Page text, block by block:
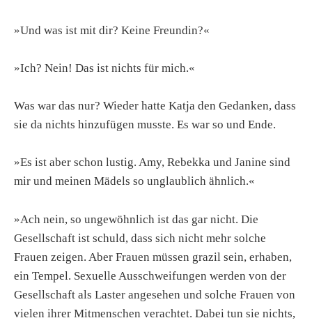
»Und was ist mit dir? Keine Freundin?«
»Ich? Nein! Das ist nichts für mich.«
Was war das nur? Wieder hatte Katja den Gedanken, dass
sie da nichts hinzufügen musste. Es war so und Ende.
»Es ist aber schon lustig. Amy, Rebekka und Janine sind
mir und meinen Mädels so unglaublich ähnlich.«
»Ach nein, so ungewöhnlich ist das gar nicht. Die
Gesellschaft ist schuld, dass sich nicht mehr solche
Frauen zeigen. Aber Frauen müssen grazil sein, erhaben,
ein Tempel. Sexuelle Ausschweifungen werden von der
Gesellschaft als Laster angesehen und solche Frauen von
vielen ihrer Mitmenschen verachtet. Dabei tun sie nichts,